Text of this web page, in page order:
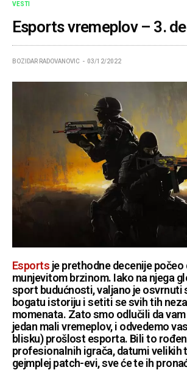
VESTI
Esports vremeplov – 3.
BOZIDAR RADOVANOVIC 03/12/2022
Esports je prethodne decenije počeo
munjevitom brzinom. Iako na njega
sport budućnosti, valjano je osvrnuti
bogatu istoriju i setiti se svih tih
momenata. Zato smo odlučili da
jedan mali vremeplov, i odvedemo
blisku) prošlost esporta. Bili to
profesionalnih igrača, datumi velikih
gejmplej patch-evi, sve će te ih